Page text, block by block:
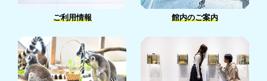
ご利用情報 館内のご案内